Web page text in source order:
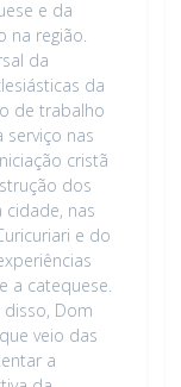
e da
na região.
da
da
de trabalho
nas
cristã
dos
nas
e do
a catequese.
Dom
veio das
a